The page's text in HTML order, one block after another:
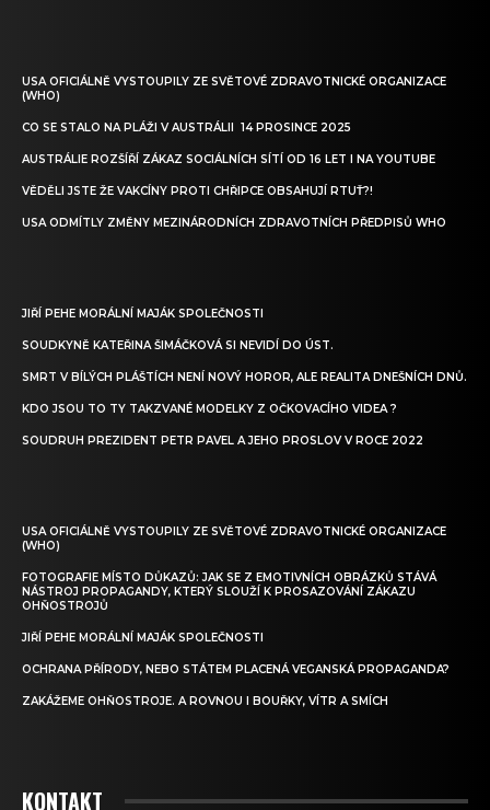
USA OFICIÁLNĚ VYSTOUPILY ZE SVĚTOVÉ ZDRAVOTNICKÉ ORGANIZACE
(WHO)
CO SE STALO NA PLÁŽI V AUSTRÁLII 14 PROSINCE 2025
AUSTRÁLIE ROZŠÍŘÍ ZÁKAZ SOCIÁLNÍCH SÍTÍ OD 16 LET I NA YOUTUBE
VĚDĚLI JSTE ŽE VAKCÍNY PROTI CHŘIPCE OBSAHUJÍ RTUŤ?!
USA ODMÍTLY ZMĚNY MEZINÁRODNÍCH ZDRAVOTNÍCH PŘEDPISŮ WHO
JIŘÍ PEHE MORÁLNÍ MAJÁK SPOLEČNOSTI
SOUDKYNĚ KATEŘINA ŠIMÁČKOVÁ SI NEVIDÍ DO ÚST.
SMRT V BÍLÝCH PLÁŠTÍCH NENÍ NOVÝ HOROR, ALE REALITA DNEŠNÍCH DNŮ.
KDO JSOU TO TY TAKZVANÉ MODELKY Z OČKOVACÍHO VIDEA ?
SOUDRUH PREZIDENT PETR PAVEL A JEHO PROSLOV V ROCE 2022
USA OFICIÁLNĚ VYSTOUPILY ZE SVĚTOVÉ ZDRAVOTNICKÉ ORGANIZACE
(WHO)
FOTOGRAFIE MÍSTO DŮKAZŮ: JAK SE Z EMOTIVNÍCH OBRÁZKŮ STÁVÁ
NÁSTROJ PROPAGANDY, KTERÝ SLOUŽÍ K PROSAZOVÁNÍ ZÁKAZU
OHŇOSTROJŮ
JIŘÍ PEHE MORÁLNÍ MAJÁK SPOLEČNOSTI
OCHRANA PŘÍRODY, NEBO STÁTEM PLACENÁ VEGANSKÁ PROPAGANDA?
ZAKÁŽEME OHŇOSTROJE. A ROVNOU I BOUŘKY, VÍTR A SMÍCH
KONTAKT